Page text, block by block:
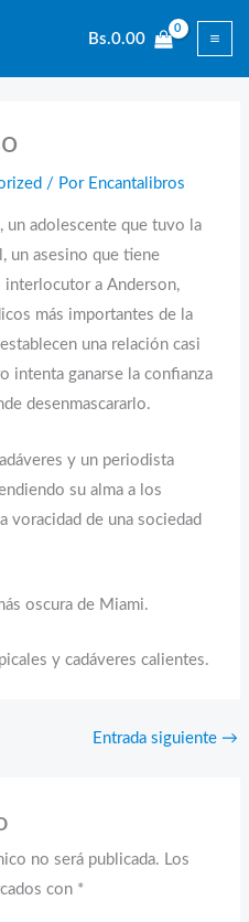
Bs.0.00
/ Por Encantalibros
un adolescente que tuvo la
un asesino que tiene
a Anderson,
más importantes de la
una relación casi
intenta ganarse la confianza
desenmascararlo.
y un periodista
su alma a los
voracidad de una sociedad
oscura de Miami.
y cadáveres calientes.
Entrada siguiente →
no será publicada. Los
con *